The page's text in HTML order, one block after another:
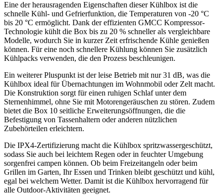
Eine der herausragenden Eigenschaften dieser Kühlbox ist ‌die
schnelle Kühl- und Gefrierfunktion, die⁤ Temperaturen von -20⁣ °C
bis ⁣20 °C ermöglicht. Dank der effizienten GMCC Kompressor-
Technologie kühlt​ die Box bis zu 20 % schneller als vergleichbare
⁣Modelle, wodurch‍ Sie in⁤ kurzer Zeit erfrischende Kühle ⁣genießen
können. Für eine noch ⁤schnellere Kühlung können ‍Sie zusätzlich
⁢Kühlpacks‌ verwenden, die den Prozess beschleunigen.
Ein weiterer Pluspunkt ‌ist der​ leise Betrieb mit‍ nur 31 dB, ‍was die
Kühlbox ideal für Übernachtungen im Wohnmobil oder Zelt macht.
Die Konstruktion‌ sorgt für einen ⁢ruhigen Schlaf unter dem
Sternenhimmel, ‌ohne Sie ‌mit Motorengeräuschen ​zu stören. Zudem
bietet die Box 10 seitliche Erweiterungsöffnungen, die die
Befestigung ⁤von Tassenhaltern oder anderen nützlichen⁤
Zubehörteilen erleichtern.
Die IPX4-Zertifizierung macht die Kühlbox spritzwassergeschützt,
⁣sodass Sie auch bei leichtem ​Regen​ oder in feuchter ⁤Umgebung
sorgenfrei campen können. Ob ​beim Freizeitangeln oder beim
Grillen im Garten, Ihr Essen und Trinken⁤ bleibt geschützt ‌und kühl,
egal bei welchem Wetter. Damit ist die Kühlbox hervorragend für
alle Outdoor-Aktivitäten geeignet.